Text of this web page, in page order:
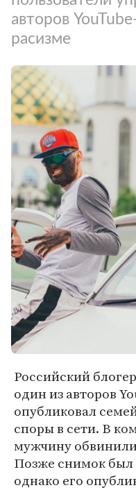
авторов
расизме
Российский блогер
один из авторов
опубликовал
споры в сети. В
мужчину обвинили
Позже снимок был
однако его